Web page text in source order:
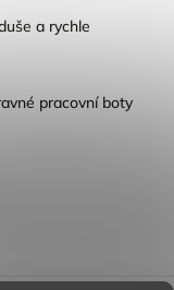
a rychle
pracovní boty